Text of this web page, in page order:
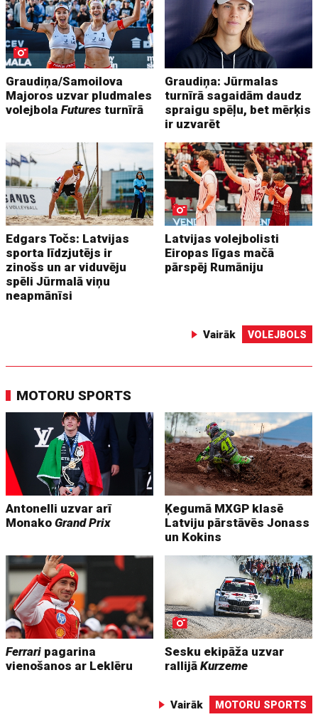
Graudiņa/Samoilova
Majoros uzvar pludmales
volejbolaFutures turnīrā
Graudiņa: Jūrmalas
turnīrā sagaidām daudz
spraigu spēļu, bet mērķis
ir uzvarēt
Edgars Točs: Latvijas
sporta līdzjutējs ir
zinošs un ar viduvēju
spēli Jūrmalā viņu
neapmānīsi
Latvijas volejbolisti
Eiropas līgas mačā
pārspēj Rumāniju
Vairāk VOLEJBOLS
MOTORU SPORTS
Antonelli uzvar arī
MonakoGrand Prix
Ķegumā MXGP klasē
Latviju pārstāvēs Jonass
un Kokins
Ferrari pagarina
vienošanos ar Leklēru
Sesku ekipāža uzvar
rallijāKurzeme
Vairāk MOTORU SPORTS